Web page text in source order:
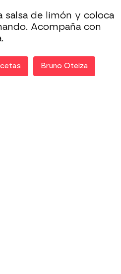
salsa de limón y coloca
Acompaña con
Bruno Oteiza